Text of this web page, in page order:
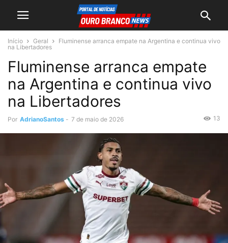
Início Geral
Fluminense arranca empate na Argentina e continua vivo
na Libertadores
Fluminense arranca empate
na Argentina e continua vivo
na Libertadores
Por AdrianoSantos - 7 de maio de 2026 13